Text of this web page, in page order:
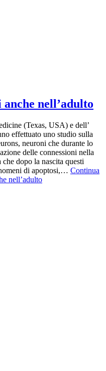
nell’adulto
(Texas, USA) e dell’
effettuato uno studio sulla
neuroni che durante lo
delle connessioni nella
dopo la nascita questi
di apoptosi,… Continua
nell’adulto